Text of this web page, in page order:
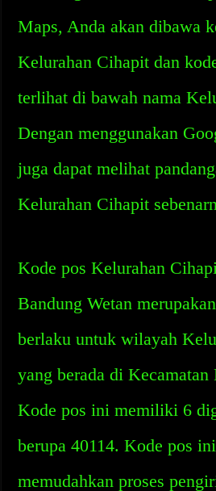
Maps, Anda akan dibawa
Kelurahan Cihapit dan
terlihat di bawah nama
Dengan menggunakan
juga dapat melihat
Kelurahan Cihapit
Kode pos Kelurahan
Bandung Wetan
berlaku untuk wilayah
yang berada di Kecamatan
Kode pos ini memiliki 6
berupa 40114. Kode pos
memudahkan proses